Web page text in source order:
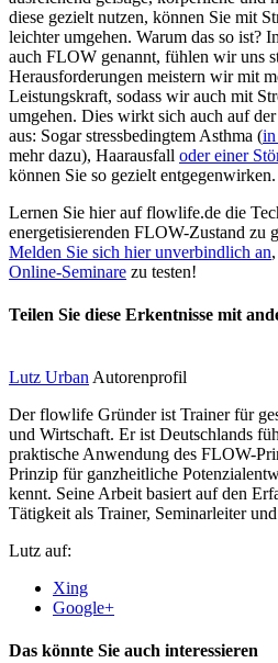
diese gezielt nutzen, können Sie mit
leichter umgehen. Warum das so ist?
auch FLOW genannt, fühlen wir uns
Herausforderungen meistern wir mit
Leistungskraft, sodass wir auch mit
umgehen. Dies wirkt sich auch auf
aus: Sogar stressbedingtem Asthma (in
mehr dazu), Haarausfall oder einer
können Sie so gezielt entgegenwirken.
Lernen Sie hier auf flowlife.de die
energetisierenden FLOW-Zustand zu
Melden Sie sich hier unverbindlich an
Online-Seminare zu testen!
Teilen Sie diese Erkentnisse mit
Lutz Urban Autorenprofil
Der flowlife Gründer ist Trainer für
und Wirtschaft. Er ist Deutschlands
praktische Anwendung des FLOW-
Prinzip für ganzheitliche
kennt. Seine Arbeit basiert auf den
Tätigkeit als Trainer, Seminarleiter
Lutz auf:
Xing
Google+
Das könnte Sie auch interessieren